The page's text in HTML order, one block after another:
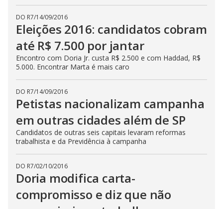
DO R7/14/09/2016
Eleições 2016: candidatos cobram
até R$ 7.500 por jantar
Encontro com Doria Jr. custa R$ 2.500 e com Haddad, R$
5.000. Encontrar Marta é mais caro
DO R7/14/09/2016
Petistas nacionalizam campanha
em outras cidades além de SP
Candidatos de outras seis capitais levaram reformas
trabalhista e da Previdência à campanha
DO R7/02/10/2016
Doria modifica carta-
compromisso e diz que não